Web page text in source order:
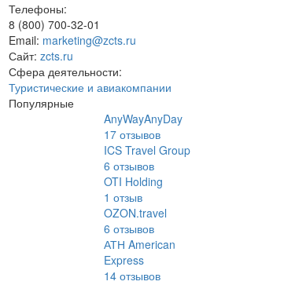
Телефоны:
8 (800) 700-32-01
Email: marketing@zcts.ru
Сайт: zcts.ru
Сфера деятельности:
Туристические и авиакомпании
Популярные
AnyWayAnyDay
17 отзывов
ICS Travel Group
6 отзывов
OTI Holding
1 отзыв
OZON.travel
6 отзывов
АТН American
Express
14 отзывов